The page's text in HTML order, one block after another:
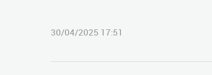
30/04/2025 17:51